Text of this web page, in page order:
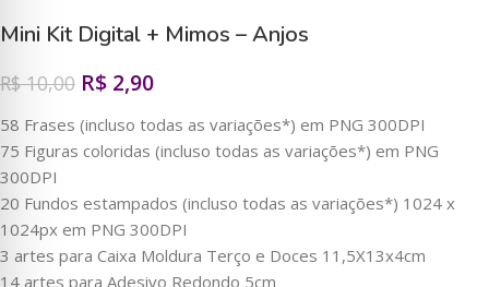
Mini Kit Digital + Mimos – Anjos
R$10,00 R$ 2,90
58 Frases (incluso todas as variações*) em PNG 300DPI
75 Figuras coloridas (incluso todas as variações*) em PNG
300DPI
20 Fundos estampados (incluso todas as variações*) 1024 x
1024px em PNG 300DPI
3 artes para Caixa Moldura Terço e Doces 11,5X13x4cm
14 artes para Adesivo Redondo 5cm